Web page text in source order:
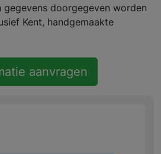
doorgegeven worden
Kent, handgemaakte
aanvragen